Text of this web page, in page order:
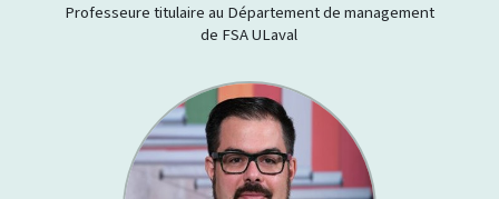
Professeure titulaire au Département de management
de FSA ULaval